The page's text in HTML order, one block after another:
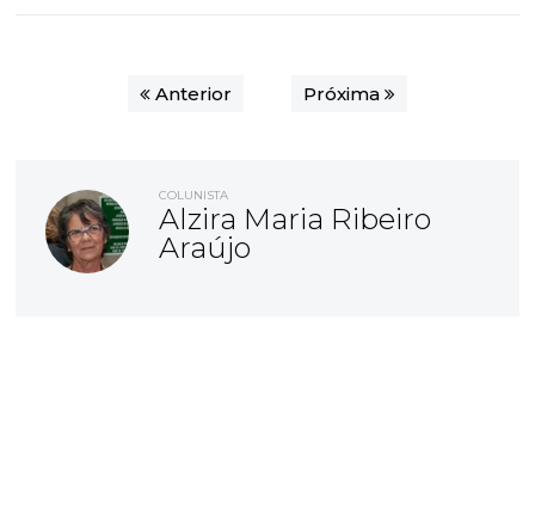
Anterior Próxima
COLUNISTA
Alzira Maria Ribeiro
Araújo